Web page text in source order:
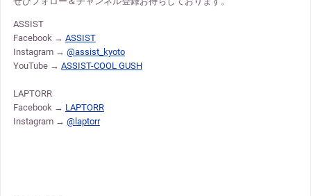
ASSIST
Facebook → ASSIST
Instagram → @assist_kyoto
YouTube → ASSIST-COOL GUSH
LAPTORR
Facebook → LAPTORR
Instagram → @laptorr